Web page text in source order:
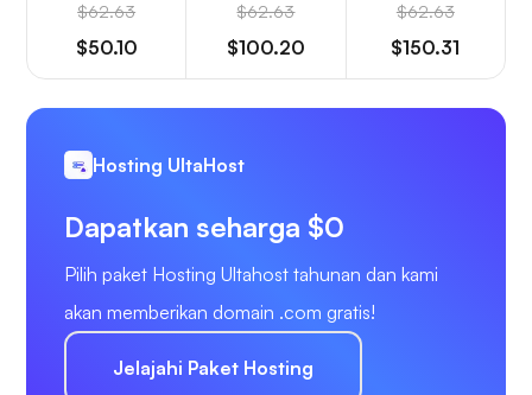
$62.63
$50.10
$62.63
$100.20
$62.63
$150.31
Hosting UltaHost
Dapatkan seharga $0
Pilih paket Hosting Ultahost tahunan dan kami
akan memberikan domain .com gratis!
Jelajahi Paket Hosting